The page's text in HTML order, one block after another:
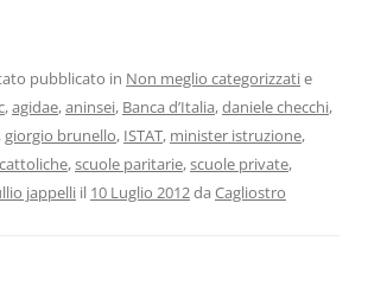
pubblicato in Non meglio categorizzatie
,agidae,aninsei, Banca d’Italia,daniele checchi,
,giorgio brunello, ISTAT, minister istruzione,
,scuole paritarie,scuole private,
jappelli il 10 Luglio 2012da Cagliostro